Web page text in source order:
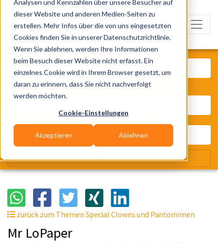
Analysen und Kennzahlen über unsere Besucher auf
dieser Website und anderen Medien-Seiten zu
erstellen. Mehr Infos über die von uns eingesetzten
Cookies finden Sie in unserer Datenschutzrichtlinie.
Wenn Sie ablehnen, werden Ihre Informationen
beim Besuch dieser Website nicht erfasst. Ein
einzelnes Cookie wird in Ihrem Browser gesetzt, um
daran zu erinnern, dass Sie nicht nachverfolgt
werden möchten.
Cookie-Einstellungen
Akzeptieren Ablehnen
zurück zum Themen Special Clowns und Pantomimen
Mr LoPaper
Was? Künstler, Zelte, Bands,
Wir suchen für Dich